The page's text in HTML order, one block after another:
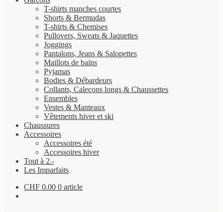
T-shirts manches courtes
Shorts & Bermudas
T-shirts & Chemises
Pullovers, Sweats & Jaquettes
Joggings
Pantalons, Jeans & Salopettes
Maillots de bains
Pyjamas
Bodies & Débardeurs
Collants, Caleçons longs & Chaussettes
Ensembles
Vestes & Manteaux
Vêtements hiver et ski
Chaussures
Accessoires
Accessoires été
Accessoires hiver
Tout à 2.-
Les Imparfaits
CHF 0.00 0 article